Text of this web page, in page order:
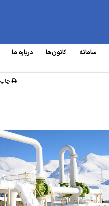
سامانه‌ کانون‌ها درباره ما
چاپ